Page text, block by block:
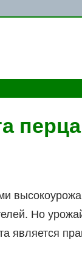
перца
Но
является